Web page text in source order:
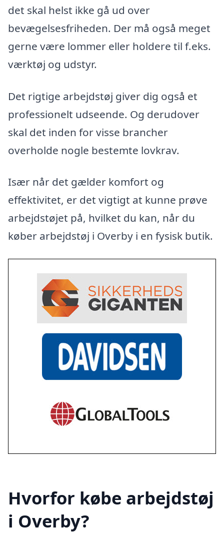
det skal helst ikke gå ud over
bevægelsesfriheden. Der må også meget
gerne være lommer eller holdere til f.eks.
værktøj og udstyr.
Det rigtige arbejdstøj giver dig også et
professionelt udseende. Og derudover
skal det inden for visse brancher
overholde nogle bestemte lovkrav.
Især når det gælder komfort og
effektivitet, er det vigtigt at kunne prøve
arbejdstøjet på, hvilket du kan, når du
køber arbejdstøj i Overby i en fysisk butik.
Hvorfor købe arbejdstøj
i Overby?